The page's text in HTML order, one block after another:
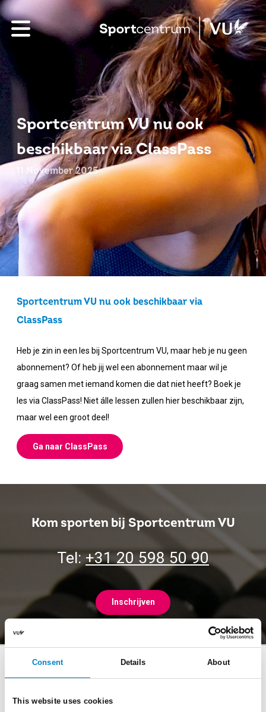
Consent Details About
This website uses cookies
Sportcentrum VU nu ook
beschikbaar via ClassPass
11 November 2025
Sportcentrum VU nu ook beschikbaar via
ClassPass
Heb je zin in een les bij Sportcentrum VU, maar heb je nu geen
abonnement? Of heb jij wel een abonnement maar wil je
graag samen met iemand komen die dat niet heeft? Boek je
les via ClassPass! Niet álle lessen zullen hier beschikbaar zijn,
maar wel een groot deel!
Ga naar ClassPass
Kom sporten bij Sportcentrum VU
Tel:+31 20 598 50 90
Inschrijven
Openingstijden Uilenstede